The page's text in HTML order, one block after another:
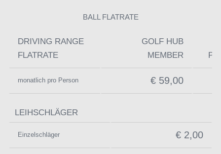
BALL FLATRATE
DRIVING RANGE
FLATRATE
GOLF HUB
MEMBER
monatlich pro Person € 59,00
LEIHSCHLÄGER
Einzelschläger € 2,00